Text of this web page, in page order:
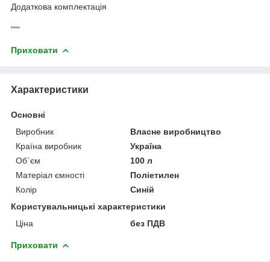
Додаткова комплектація
"""
Приховати
Характеристики
Основні
Виробник
Власне виробництво
Країна виробник
Україна
Об`єм
100 л
Матеріал ємності
Поліетилен
Колір
Синій
Користувальницькі характеристики
Ціна
без ПДВ
Приховати